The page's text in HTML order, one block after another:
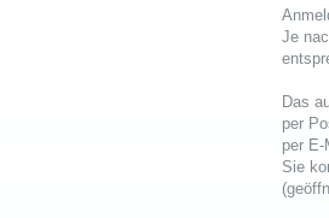
Je
Das
per
per
Sie